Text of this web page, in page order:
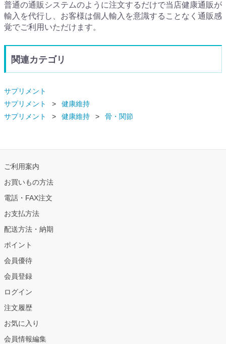
普通の通販システムのように注文するだけで当店健康通販が
輸入を代行し、お客様は個人輸入を意識することなく通販感
覚でご利用いただけます。
関連カテゴリ
サプリメント
サプリメント
健康維持
サプリメント
健康維持 骨・関節
ご利用案内
お買いもの方法
電話・FAX注文
お支払方法
配送方法・納期
ポイント
会員優待
会員登録
ログイン
注文履歴
お気に入り
会員情報編集